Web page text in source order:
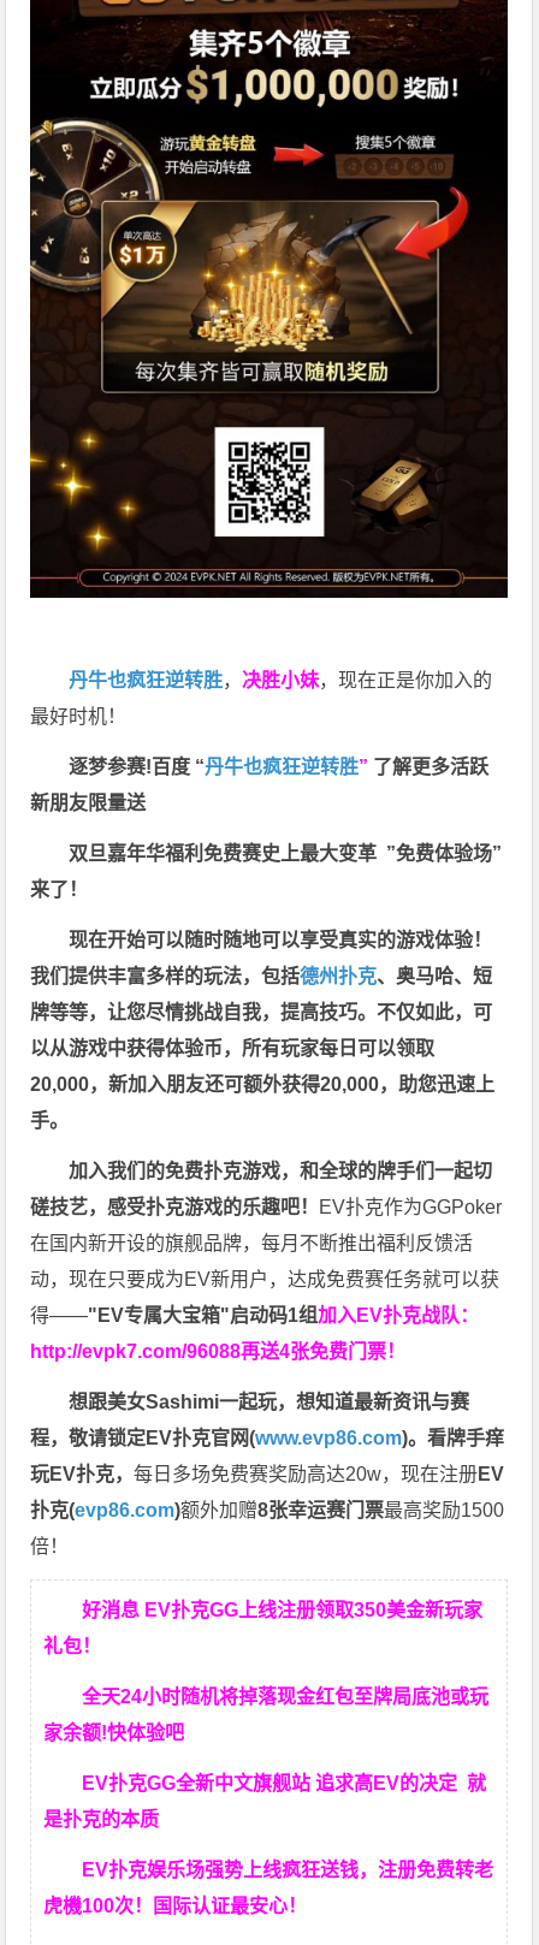
丹牛也疯狂逆转胜， 决胜小妹，现在正是你加入的
最好时机！
逐梦参赛!百度 “丹牛也疯狂逆转胜” 了解更多活跃
新朋友限量送
双旦嘉年华福利免费赛史上最大变革 ”免费体验场”
来了！
现在开始可以随时随地可以享受真实的游戏体验！
我们提供丰富多样的玩法，包括德州扑克、奥马哈、短
牌等等，让您尽情挑战自我，提高技巧。不仅如此， 可
以从游戏中获得体验币，所有玩家每日可以领取
20,000，新加入朋友还可额外获得20,000，助您迅速上
手。
加入我们的免费扑克游戏，和全球的牌手们一起切
磋技艺，感受扑克游戏的乐趣吧！ EV扑克作为GGPoker
在国内新开设的旗舰品牌，每月不断推出福利反馈活
动，现在只要成为EV新用户，达成免费赛任务就可以获
得——"EV专属大宝箱"启动码1组加入EV扑克战队：
http://evpk7.com/96088再送4张免费门票！
想跟美女Sashimi一起玩，想知道最新资讯与赛
程，敬请锁定EV扑克官网(www.evp86.com)。看牌手痒
玩EV扑克，每日多场免费赛奖励高达20w，现在注册EV
扑克(evp86.com)额外加赠8张幸运赛门票最高奖励1500
倍！
好消息 EV扑克GG上线注册领取350美金新玩家
礼包！
全天24小时随机将掉落现金红包至牌局底池或玩
家余额!快体验吧
EV扑克GG全新中文旗舰站 追求高EV的决定就
是扑克的本质
EV扑克娱乐场强势上线疯狂送钱，注册免费转老
虎機100次！国际认证最安心！